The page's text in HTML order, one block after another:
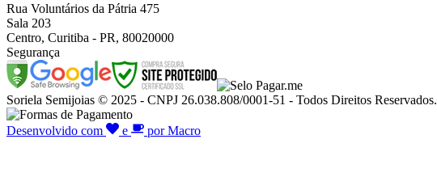
Rua Voluntários da Pátria 475
Sala 203
Centro, Curitiba - PR, 80020000
Segurança
Soriela Semijoias © 2025 - CNPJ 26.038.808/0001-51 - Todos Direitos Reservados.
Desenvolvido com e por Macro